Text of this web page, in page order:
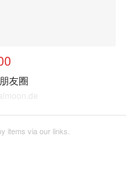
友圈
items via our links.